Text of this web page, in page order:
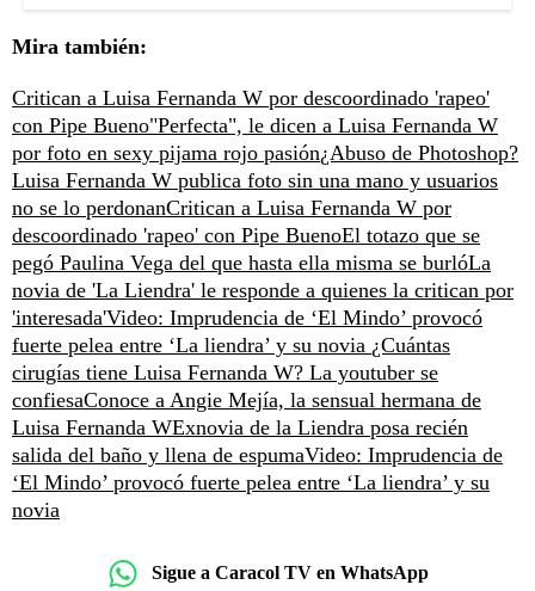
Mira también:
Critican a Luisa Fernanda W por descoordinado 'rapeo'
con Pipe Bueno"Perfecta", le dicen a Luisa Fernanda W
por foto en sexy pijama rojo pasión¿Abuso de Photoshop?
Luisa Fernanda W publica foto sin una mano y usuarios
no se lo perdonanCritican a Luisa Fernanda W por
descoordinado 'rapeo' con Pipe BuenoEl totazo que se
pegó Paulina Vega del que hasta ella misma se burlóLa
novia de 'La Liendra' le responde a quienes la critican por
'interesada'Video: Imprudencia de ‘El Mindo’ provocó
fuerte pelea entre ‘La liendra’ y su novia ¿Cuántas
cirugías tiene Luisa Fernanda W? La youtuber se
confiesaConoce a Angie Mejía, la sensual hermana de
Luisa Fernanda WExnovia de la Liendra posa recién
salida del baño y llena de espumaVideo: Imprudencia de
‘El Mindo’ provocó fuerte pelea entre ‘La liendra’ y su
novia
Sigue a Caracol TV en WhatsApp